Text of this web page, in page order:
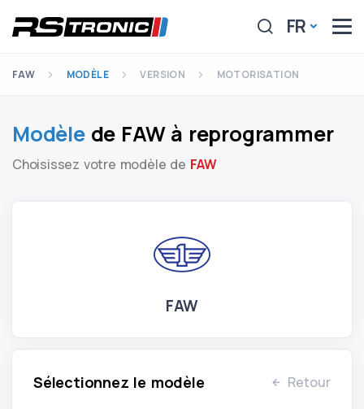
FR
FAW MODÈLE VERSION MOTORISATION
Modèlede FAW à reprogrammer
Choisissez votre modèle de FAW
FAW
Sélectionnez le modèle Retour